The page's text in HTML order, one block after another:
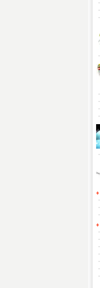
・
・
・
・
・
・
・
・
・
♦
・
・
・
♦
・
・
・
・
・
・
・